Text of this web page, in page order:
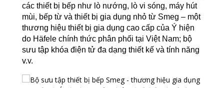
các thiết bị bếp như lò nướng, lò vi sóng, máy hút
mùi, bếp từ và thiết bị gia dụng nhỏ từ Smeg – một
thương hiệu thiết bị gia dụng cao cấp của Ý hiện
do Häfele chính thức phân phối tại Việt Nam; bộ
sưu tập khóa điện tử đa dạng thiết kế và tính năng
v.v.